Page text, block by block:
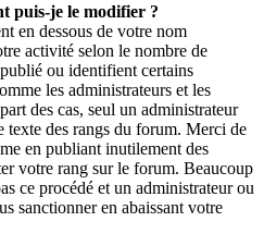
puis-je le modifier ?
en dessous de votre nom
activité selon le nombre de
ou identifient certains
les administrateurs et les
des cas, seul un administrateur
des rangs du forum. Merci de
en publiant inutilement des
votre rang sur le forum. Beaucoup
ce procédé et un administrateur ou
sanctionner en abaissant votre